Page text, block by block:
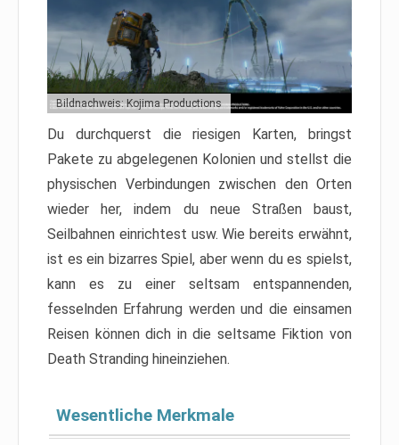
Bildnachweis: Kojima Productions
Du durchquerst die riesigen Karten, bringst
Pakete zu abgelegenen Kolonien und stellst die
physischen Verbindungen zwischen den Orten
wieder her, indem du neue Straßen baust,
Seilbahnen einrichtest usw. Wie bereits erwähnt,
ist es ein bizarres Spiel, aber wenn du es spielst,
kann es zu einer seltsam entspannenden,
fesselnden Erfahrung werden und die einsamen
Reisen können dich in die seltsame Fiktion von
Death Stranding hineinziehen.
Wesentliche Merkmale